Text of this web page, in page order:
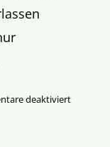
deaktiviertfür